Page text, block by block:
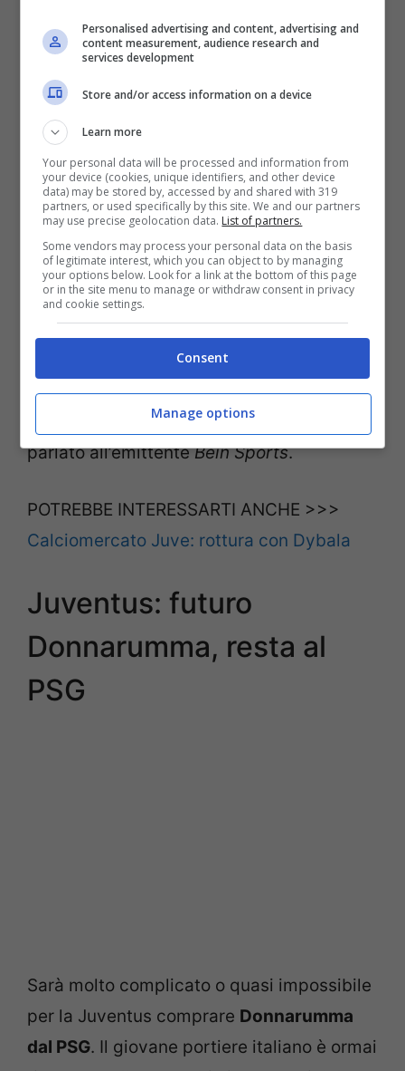
“Buffon mi ha detto di andare al PSG e di
fare la storia del club. Venire qua era nel
mio destino”. Sono queste le parole di
Donnarumma sul suo futuro al Paris Saint
e le voci di calciomercato spente
con l’annuncio della permanenza futura
sempre al club francese. Il calciatore ha
parlato all’emittenteBein Sports.
POTREBBE INTERESSARTI ANCHE >>>
Calciomercato Juve: rottura con Dybala
Juventus: futuro
Donnarumma, resta al
PSG
Sarà molto complicato o quasi impossibile
per la Juventus comprare Donnarumma
dal PSG. Il giovane portiere italiano è ormai
Personalised advertising and content, advertising and
content measurement, audience research and
services development
Store and/or access information on a device
Learn more
Your personal data will be processed and information from
your device (cookies, unique identifiers, and other device
data) may be stored by, accessed by and shared with 319
partners, or used specifically by this site. We and our partners
may use precise geolocation data. List of partners.
Some vendors may process your personal data on the basis
of legitimate interest, which you can object to by managing
your options below. Look for a link at the bottom of this page
or in the site menu to manage or withdraw consent in privacy
and cookie settings.
Consent
Manage options